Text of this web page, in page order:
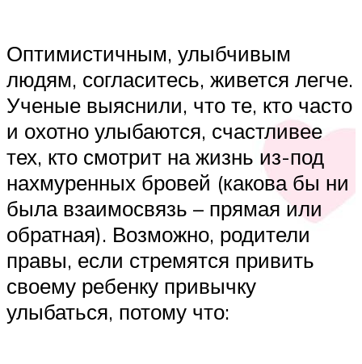
Оптимистичным, улыбчивым
людям, согласитесь, живется легче.
Ученые выяснили, что те, кто часто
и охотно улыбаются, счастливее
тех, кто смотрит на жизнь из-под
нахмуренных бровей (какова бы ни
была взаимосвязь – прямая или
обратная). Возможно, родители
правы, если стремятся привить
своему ребенку привычку
улыбаться, потому что: